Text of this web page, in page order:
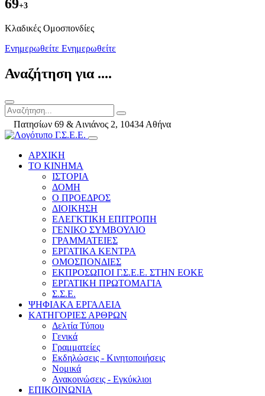
69+3
Kλαδικές Ομοσπονδίες
Ενημερωθείτε Ενημερωθείτε
Αναζήτηση για ....
Πατησίων 69 & Αινιάνος 2, 10434 Αθήνα
ΑΡΧΙΚΗ
ΤΟ ΚΙΝΗΜΑ
ΙΣΤΟΡΙΑ
ΔΟΜΗ
Ο ΠΡΟΕΔΡΟΣ
ΔΙΟΙΚΗΣΗ
ΕΛΕΓΚΤΙΚΗ ΕΠΙΤΡΟΠΗ
ΓΕΝΙΚΟ ΣΥΜΒΟΥΛΙΟ
ΓΡΑΜΜΑΤΕΙΕΣ
ΕΡΓΑΤΙΚΑ ΚΕΝΤΡΑ
ΟΜΟΣΠΟΝΔΙΕΣ
ΕΚΠΡΟΣΩΠΟΙ Γ.Σ.Ε.Ε. ΣΤΗΝ ΕΟΚΕ
ΕΡΓΑΤΙΚΗ ΠΡΩΤΟΜΑΓΙΑ
Σ.Σ.Ε.
ΨΗΦΙΑΚΑ ΕΡΓΑΛΕΙΑ
ΚΑΤΗΓΟΡΙΕΣ ΑΡΘΡΩΝ
Δελτία Τύπου
Γενικά
Γραμματείες
Εκδηλώσεις - Κινητοποιήσεις
Νομικά
Ανακοινώσεις - Εγκύκλιοι
ΕΠΙΚΟΙΝΩΝΙΑ